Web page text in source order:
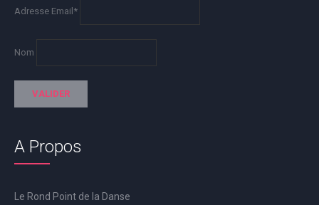
Adresse Email*
Nom
A Propos
Le Rond Point de la Danse